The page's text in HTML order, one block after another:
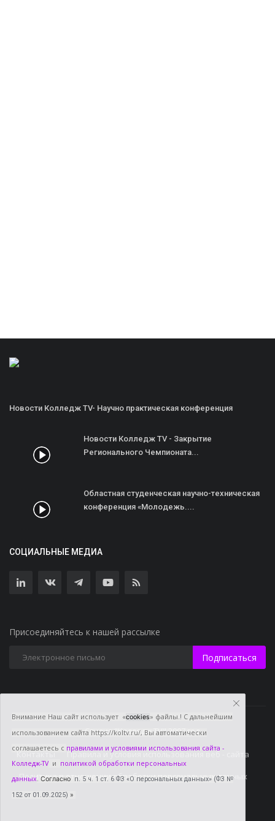
Новости Колледж TV- Научно практическая конференция
Новости Колледж TV - Закрытие
Регионального Чемпионата...
Областная студенческая научно-техническая
конференция «Молодежь....
СОЦИАЛЬНЫЕ МЕДИА
Присоединяйтесь к нашей рассылке
Подписаться
Студия "Колледж TV" 2007 год
Контакты
Правила и условия использования веб - сайта
Политика в отношении обработки персональных данных
Внимание Наш сайт использует «cookies» файлы.! С дальнейшим
использованием сайта https://koltv.ru/, Вы автоматически
соглашаетесь с правилами и условиями использования сайта -
Колледж-TV и политикой обработки персональных
данных. Согласно п. 5 ч. 1 ст. 6 ФЗ «О персональных данных» (ФЗ №
152 от 01.09.2025) »